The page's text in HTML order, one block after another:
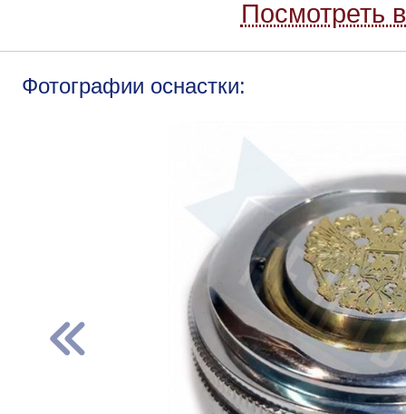
Посмотреть
Фотографии оснастки: